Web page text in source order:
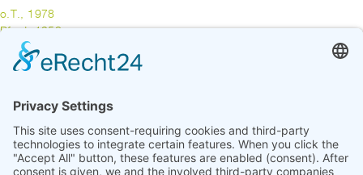
o.T., 1978
Pferd, 1958
Quote in Time, 1995 [Work]
1
2
3